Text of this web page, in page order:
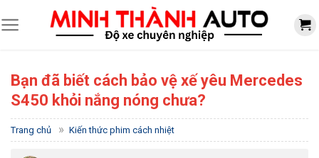
to
Bạn đã biết cách bảo vệ xế yêu Mercedes
S450 khỏi nắng nóng chưa?
Trang chủ » Kiến thức phim cách nhiệt